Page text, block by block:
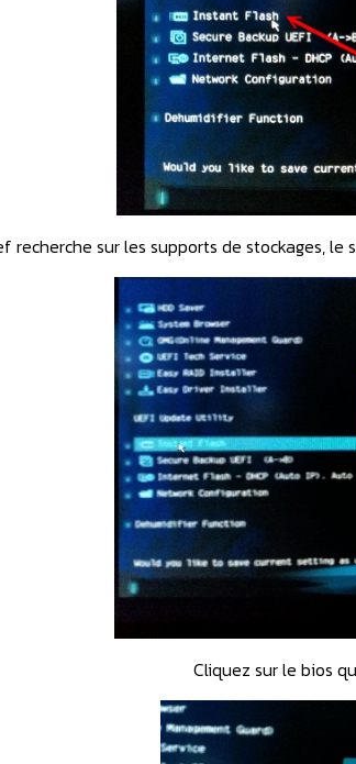
recherche sur les supports de stockages,
Cliquez sur le bios